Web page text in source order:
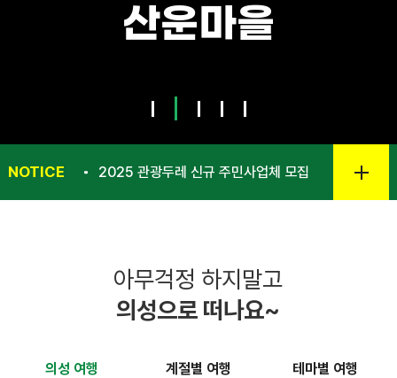
산운마을
NOTICE 2025 관광두레 신규 주민사업체 모집
아무걱정 하지말고
의성으로 떠나요~
의성 여행 계절별 여행 테마별 여행